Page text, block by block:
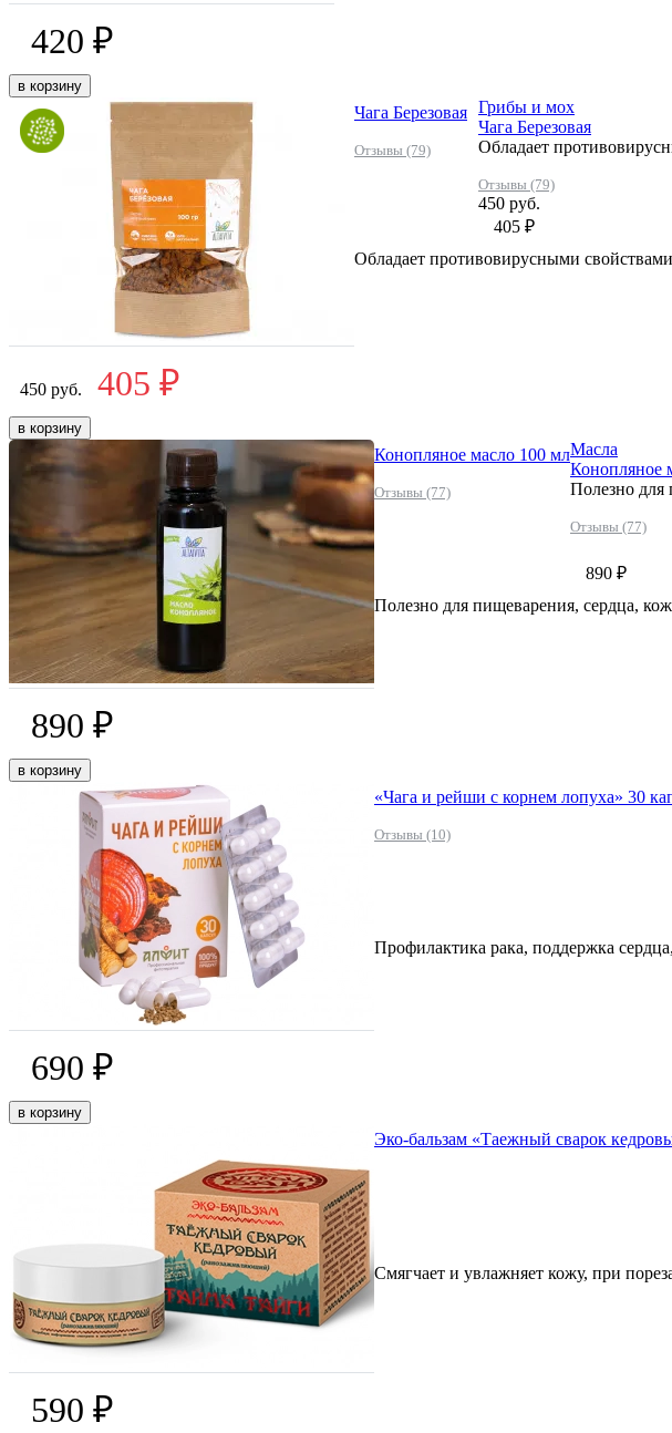
420 ₽
в корзину
Чага Березовая
Отзывы (79)
Грибы и мох
Чага Березовая
Обладает
Отзывы (79)
450 руб.
405 ₽
Обладает противовирусными
450 руб. 405 ₽
в корзину
Конопляное масло 100 мл
Отзывы (77)
Масла
Конопляное
Полезно для
Отзывы (77)
890 ₽
Полезно для пищеварения, сердца,
890 ₽
в корзину
«Чага и рейши с корнем лопуха» 30
Отзывы (10)
Профилактика рака, поддержка
690 ₽
в корзину
Эко-бальзам «Таежный сварок
Смягчает и увлажняет кожу, при
590 ₽